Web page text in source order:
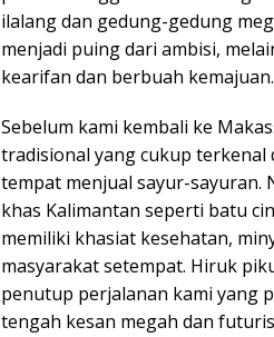
ilalang dan gedung-gedung
menjadi puing dari ambisi,
kearifan dan berbuah kemajuan.
Sebelum kami kembali ke
tradisional yang cukup terkenal
tempat menjual sayur-sayuran.
khas Kalimantan seperti batu
memiliki khasiat kesehatan,
masyarakat setempat. Hiruk
penutup perjalanan kami yang
tengah kesan megah dan